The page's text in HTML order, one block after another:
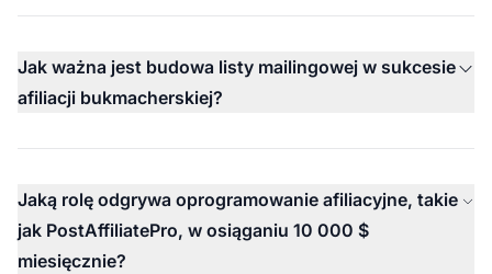
Jak ważna jest budowa listy mailingowej w sukcesie
afiliacji bukmacherskiej?
Jaką rolę odgrywa oprogramowanie afiliacyjne, takie
jak PostAffiliatePro, w osiąganiu 10 000 $
miesięcznie?